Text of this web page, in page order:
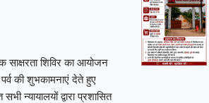
साक्षरता शिविर का आयोजन
की शुभकामनाएं देते हुए
न्यायालयों द्वारा प्रशासित